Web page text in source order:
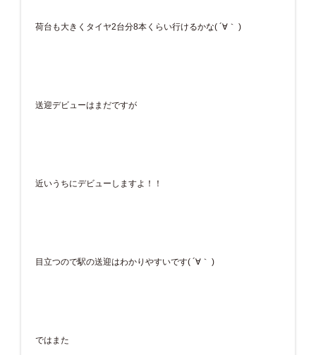
荷台も大きくタイヤ2台分8本くらい行けるかな( ´∀｀ )
送迎デビューはまだですが
近いうちにデビューしますよ！！
目立つので駅の送迎はわかりやすいです( ´∀｀ )
ではまた